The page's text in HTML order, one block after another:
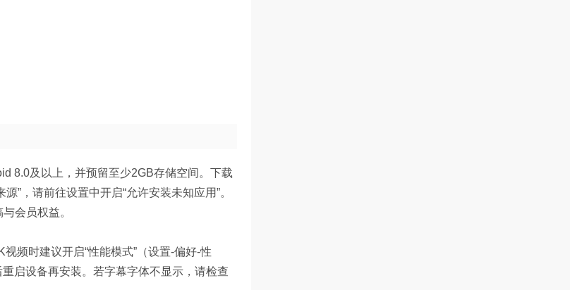
8.0及以上，并预留至少2GB存储空间。下载
”，请前往设置中开启“允许安装未知应用”。
会员权益。
频时建议开启“性能模式”（设置-偏好-性
启设备再安装。若字幕字体不显示，请检查